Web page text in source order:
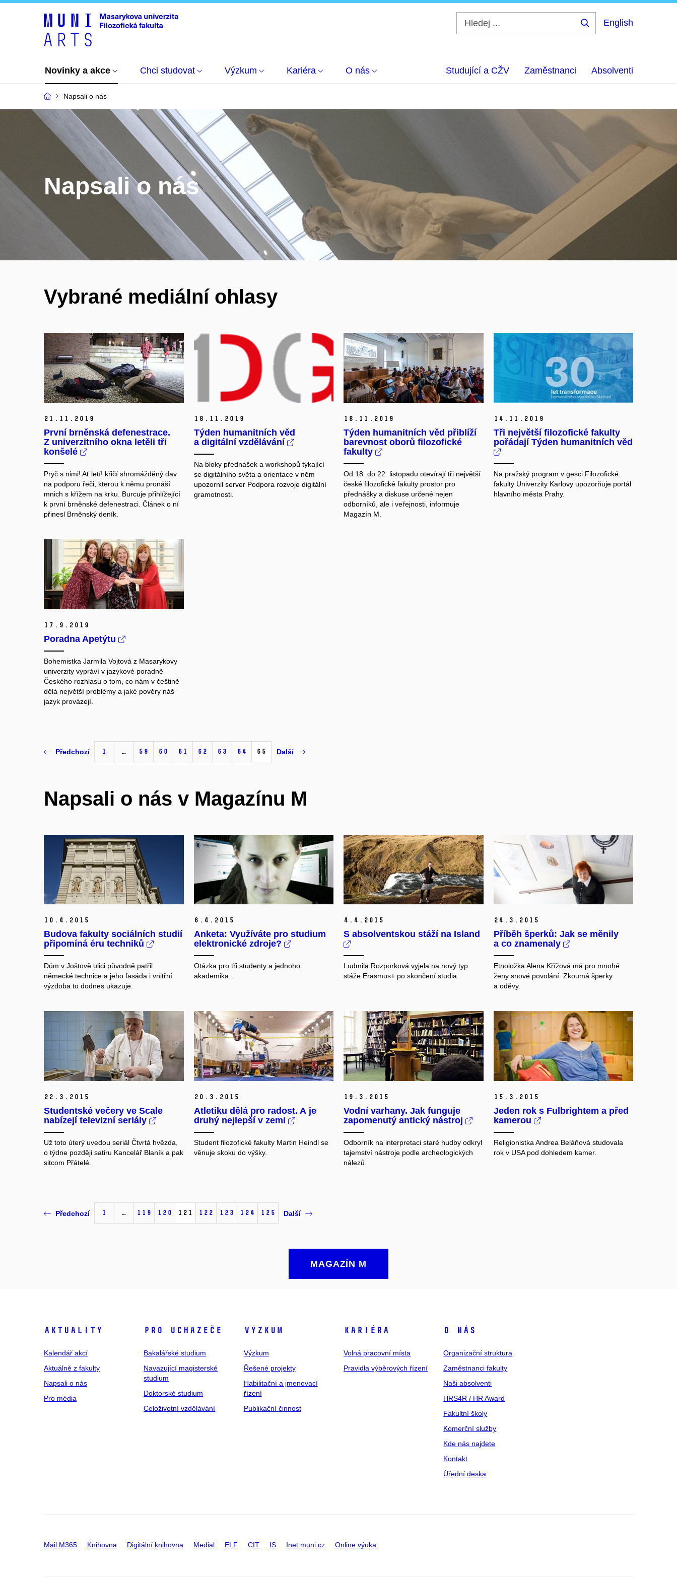
English
Novinky a akce Chci studovat Výzkum Kariéra O nás Studující a CŽV Zaměstnanci Absolventi
Napsali o nás
Napsali o nás
Vybrané mediální ohlasy
21. 11. 2019
První brněnská defenestrace.
Z univerzitního okna letěli tři
konšelé
Pryč s nimi! Ať letí! křičí shromážděný dav
na podporu řeči, kterou k němu pronáší
mnich s křížem na krku. Burcuje přihlížející
k první brněnské defenestraci. Článek o ní
přinesl Brněnský deník.
18. 11. 2019
Týden humanitních věd
a digitální vzdělávání
Na bloky přednášek a workshopů týkající
se digitálního světa a orientace v něm
upozornil server Podpora rozvoje digitální
gramotnosti.
18. 11. 2019
Týden humanitních věd přiblíží
barevnost oborů filozofické
fakulty
Od 18. do 22. listopadu otevírají tři největší
české filozofické fakulty prostor pro
přednášky a diskuse určené nejen
odborníků, ale i veřejnosti, informuje
Magazín M.
14. 11. 2019
Tři největší filozofické fakulty
pořádají Týden humanitních věd
Na pražský program v gesci Filozofické
fakulty Univerzity Karlovy upozorňuje portál
hlavního města Prahy.
17. 9. 2019
Poradna Apetýtu
Bohemistka Jarmila Vojtová z Masarykovy
univerzity vypráví v jazykové poradně
Českého rozhlasu o tom, co nám v češtině
dělá největší problémy a jaké pověry náš
jazyk provázejí.
Předchozí 1 … 59 60 61 62 63 64 65 Další
Napsali o nás v Magazínu M
10. 4. 2015
Budova fakulty sociálních studií
připomíná éru techniků
Dům v Joštově ulici původně patřil
německé technice a jeho fasáda i vnitřní
výzdoba to dodnes ukazuje.
6. 4. 2015
Anketa: Využíváte pro studium
elektronické zdroje?
Otázka pro tři studenty a jednoho
akademika.
4. 4. 2015
S absolventskou stáží na Island
Ludmila Rozporková vyjela na nový typ
stáže Erasmus+ po skončení studia.
24. 3. 2015
Příběh šperků: Jak se měnily
a co znamenaly
Etnoložka Alena Křížová má pro mnohé
ženy snové povolání. Zkoumá šperky
a oděvy.
22. 3. 2015
Studentské večery ve Scale
nabízejí televizní seriály
Už toto úterý uvedou seriál Čtvrtá hvězda,
o týdne později satiru Kancelář Blaník a pak
sitcom Přátelé.
20. 3. 2015
Atletiku dělá pro radost. A je
druhý nejlepší v zemi
Student filozofické fakulty Martin Heindl se
věnuje skoku do výšky.
19. 3. 2015
Vodní varhany. Jak funguje
zapomenutý antický nástroj
Odborník na interpretaci staré hudby odkryl
tajemství nástroje podle archeologických
nálezů.
15. 3. 2015
Jeden rok s Fulbrightem a před
kamerou
Religionistka Andrea Beláňová studovala
rok v USA pod dohledem kamer.
Předchozí 1 … 119 120 121 122 123 124 125 Další
MAGAZÍN M
Aktuality
Kalendář akcí
Aktuálně z fakulty
Napsali o nás
Pro média
Pro uchazeče
Bakalářské studium
Navazující magisterské
studium
Doktorské studium
Celoživotní vzdělávání
Výzkum
Výzkum
Řešené projekty
Habilitační a jmenovací
řízení
Publikační činnost
Kariéra
Volná pracovní místa
Pravidla výběrových řízení
O nás
Organizační struktura
Zaměstnanci fakulty
Naši absolventi
HRS4R / HR Award
Fakultní školy
Komerční služby
Kde nás najdete
Kontakt
Úřední deska
Mail M365 Knihovna Digitální knihovna Medial ELF CIT IS Inet.muni.cz Online výuka